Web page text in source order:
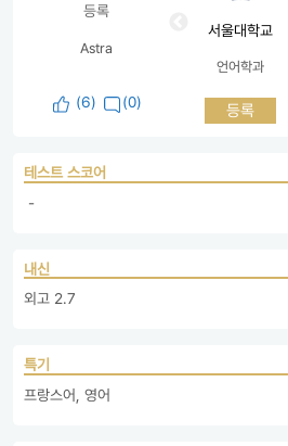
등록
Astra
(6) (0)
서울대학교
언어학과
등록
테스트 스코어
-
내신
외고 2.7
특기
프랑스어, 영어